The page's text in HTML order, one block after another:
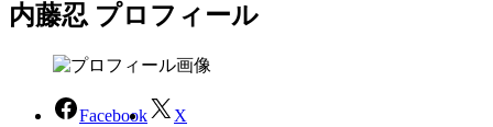
内藤忍 プロフィール
Facebook X